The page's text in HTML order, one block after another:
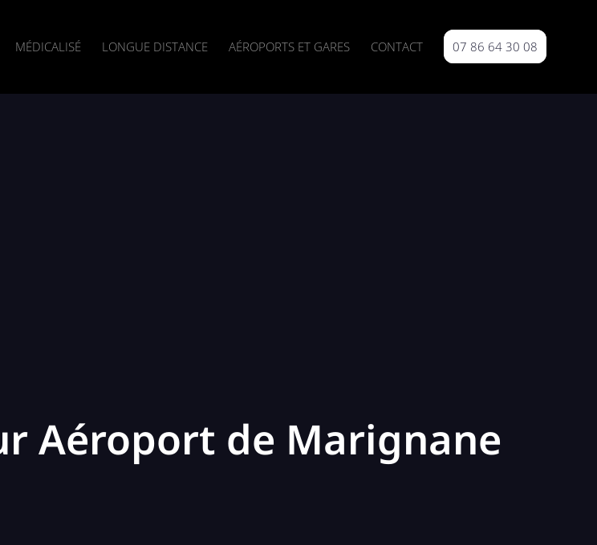
MÉDICALISÉ LONGUE DISTANCE AÉROPORTS ET GARES CONTACT 07 86 64 30 08
Aéroport de Marignane